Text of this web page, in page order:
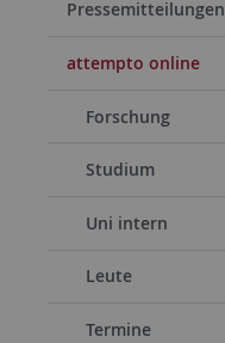
Pressemitteilungen
attempto online
Forschung
Studium
Uni intern
Leute
Termine